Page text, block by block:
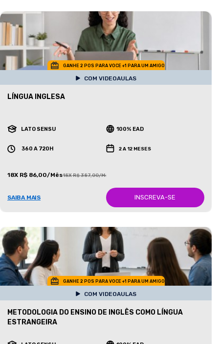
GANHE 2 POS PARA VOCE +1 PARA UM AMIGO
COM VIDEOAULAS
LÍNGUA INGLESA
LATO SENSU 100% EAD
360 A 720H 2 A 12 MESES
18X R$ 86,00/Mês18X R$ 387,00/Mês
SAIBA MAIS INSCREVA-SE
GANHE 2 POS PARA VOCE +1 PARA UM AMIGO
COM VIDEOAULAS
METODOLOGIA DO ENSINO DE INGLÊS COMO LÍNGUA
ESTRANGEIRA